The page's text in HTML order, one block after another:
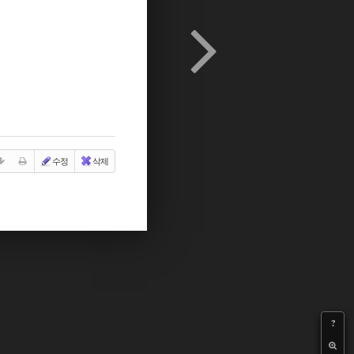
?
수정 삭제